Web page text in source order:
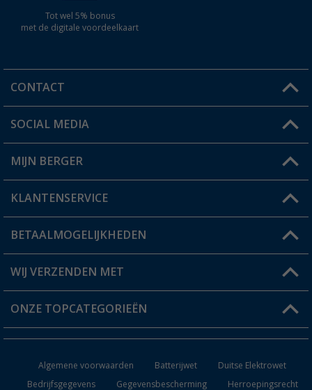
Tot wel 5% bonus
met de digitale voordeelkaart
CONTACT
Een vraag?
Winkel vinden
SOCIAL MEDIA
MIJN BERGER
Mijn account
Status bestelling
Verlanglijstje
KLANTENSERVICE
FAQ & Contact
Verzendinformatie
Catalogus
BETAALMOGELIJKHEDEN
WIJ VERZENDEN MET
ONZE TOPCATEGORIEËN
Algemene voorwaarden Batterijwet
Duitse Elektrowet
Bedrijfsgegevens
Gegevensbescherming Herroepingsrecht